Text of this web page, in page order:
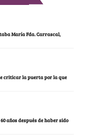
María Fda. Carrascal,
criticar la puerta por la que
años después de haber sido